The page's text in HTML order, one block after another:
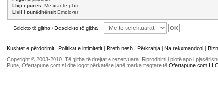
Lloji i punës: Me orar të plotë
Lloji i punëdhënsitEmployer
Selekto të gjitha / Deselekto të gjitha
Kushtet e përdorimit | Politikat e intimitetit | Rreth nesh | Përkrahja | Na rekomandoni |
Copyright © 2003-2010. Të gjitha të drejtat e rezervuara. Riprodhimi i plotë apo i
Pune, Ofertapune.com si dhe logot përkatëse janë marka tregtare të Ofertapune.com LLC